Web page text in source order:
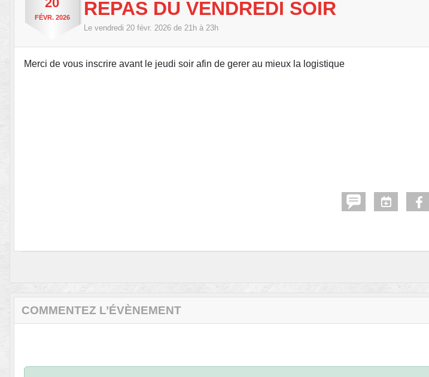
FÉVR. 2026 REPAS DU VENDREDI SOIR
Le vendredi 20 févr. 2026 de 21h à 23h
Merci de vous inscrire avant le jeudi soir afin de gerer au mieux la logistique
COMMENTEZ L’ÉVÈNEMENT